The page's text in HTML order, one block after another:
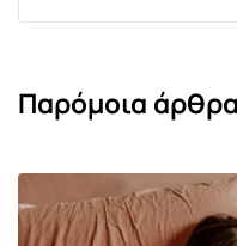
Παρόμοια άρθρα